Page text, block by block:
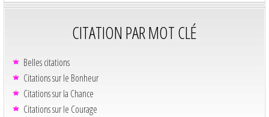
CITATION PAR MOT CLÉ
Belles citations
Citations sur le Bonheur
Citations sur la Chance
Citations sur le Courage